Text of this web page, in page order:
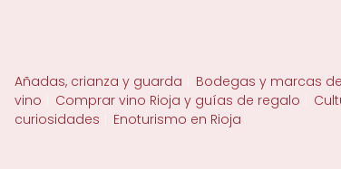
Añadas, crianza y guarda Bodegas y marcas
vino
Comprar vino Rioja y guías de regalo
curiosidades
Enoturismo en Rioja